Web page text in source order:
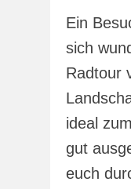
Ein
sich
Radtour
ideal
gut
euch